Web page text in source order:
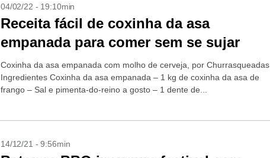
04/02/22 - 19:10min
Receita fácil de coxinha da asa
empanada para comer sem se sujar
Coxinha da asa empanada com molho de cerveja, por Churrasqueadas
Ingredientes Coxinha da asa empanada – 1 kg de coxinha da asa de
frango – Sal e pimenta-do-reino a gosto – 1 dente de...
14/12/21 - 9:56min